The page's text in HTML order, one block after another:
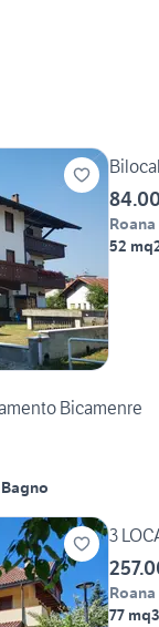
Roana
52 mq
Bicamenre
3
Roana
77 mq